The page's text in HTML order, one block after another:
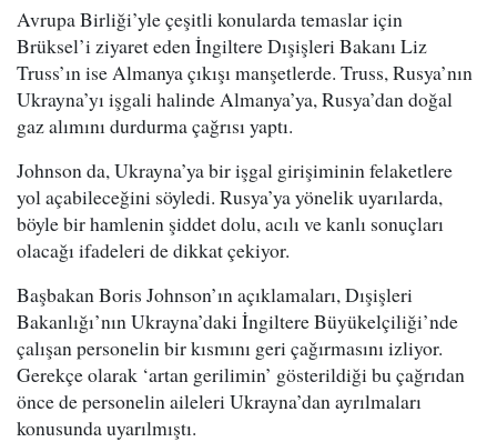
Avrupa Birliği’yle çeşitli konularda temaslar için
Brüksel’i ziyaret eden İngiltere Dışişleri Bakanı Liz
Truss’ın ise Almanya çıkışı manşetlerde. Truss, Rusya’nın
Ukrayna’yı işgali halinde Almanya’ya, Rusya’dan doğal
gaz alımını durdurma çağrısı yaptı.
Johnson da, Ukrayna’ya bir işgal girişiminin felaketlere
yol açabileceğini söyledi. Rusya’ya yönelik uyarılarda,
böyle bir hamlenin şiddet dolu, acılı ve kanlı sonuçları
olacağı ifadeleri de dikkat çekiyor.
Başbakan Boris Johnson’ın açıklamaları, Dışişleri
Bakanlığı’nın Ukrayna’daki İngiltere Büyükelçiliği’nde
çalışan personelin bir kısmını geri çağırmasını izliyor.
Gerekçe olarak ‘artan gerilimin’ gösterildiği bu çağrıdan
önce de personelin aileleri Ukrayna’dan ayrılmaları
konusunda uyarılmıştı.